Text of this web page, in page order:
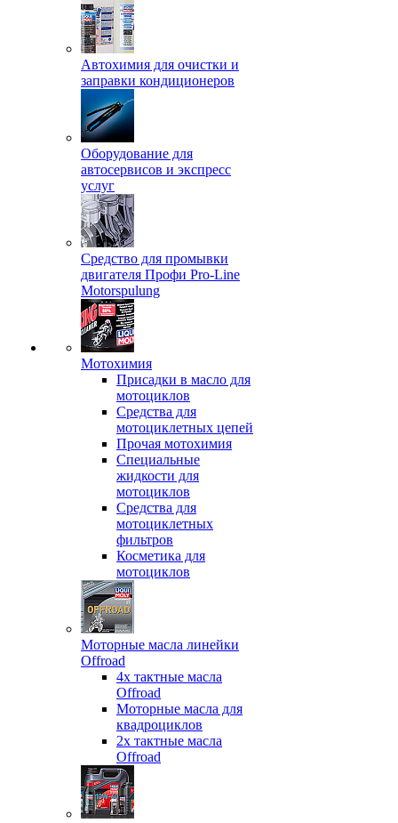
Автохимия для очистки и
заправки кондиционеров
Оборудование для
автосервисов и экспресс
услуг
Средство для промывки
двигателя Профи Pro-Line
Motorspulung
Мотохимия
Присадки в масло для
мотоциклов
Средства для
мотоциклетных цепей
Прочая мотохимия
Специальные
жидкости для
мотоциклов
Средства для
мотоциклетных
фильтров
Косметика для
мотоциклов
Моторные масла линейки
Offroad
4х тактные масла
Offroad
Моторные масла для
квадроциклов
2х тактные масла
Offroad